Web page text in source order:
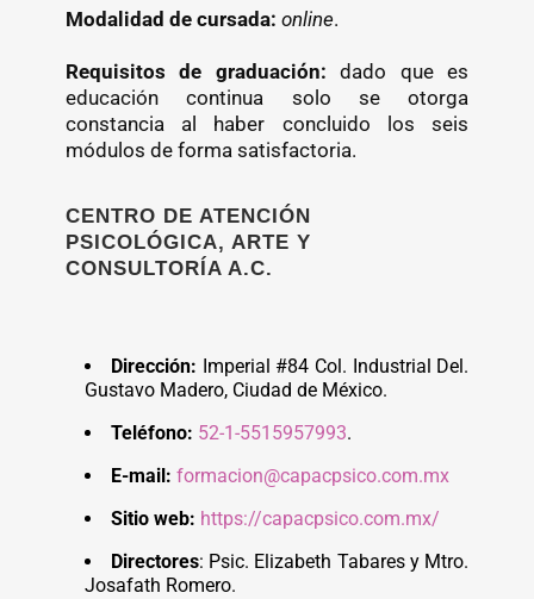
Modalidad de cursada: online.
Requisitos de graduación:dado que es
educación continua solo se otorga
constancia al haber concluido los seis
módulos de forma satisfactoria.
CENTRO DE ATENCIÓN
PSICOLÓGICA, ARTE Y
CONSULTORÍA A.C.
Dirección: Imperial #84 Col. Industrial Del.
Gustavo Madero, Ciudad de México.
Teléfono: 52-1-5515957993.
E-mail: formacion@capacpsico.com.mx
Sitio web: https://capacpsico.com.mx/
Directores: Psic. Elizabeth Tabares y Mtro.
Josafath Romero.